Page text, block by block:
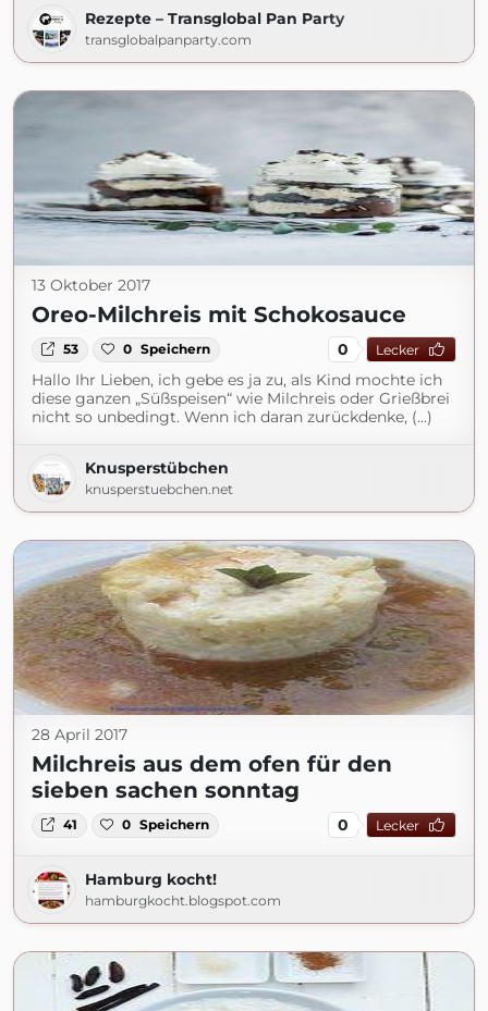
Rezepte – Transglobal Pan Party
transglobalpanparty.com
13 Oktober 2017
Oreo-Milchreis mit Schokosauce
53 0 Speichern 0 Lecker
Hallo Ihr Lieben, ich gebe es ja zu, als Kind mochte ich
diese ganzen „Süßspeisen“ wie Milchreis oder Grießbrei
nicht so unbedingt. Wenn ich daran zurückdenke, (...)
Knusperstübchen
knusperstuebchen.net
28 April 2017
Milchreis aus dem ofen für den
sieben sachen sonntag
41 0 Speichern 0 Lecker
Hamburg kocht!
hamburgkocht.blogspot.com